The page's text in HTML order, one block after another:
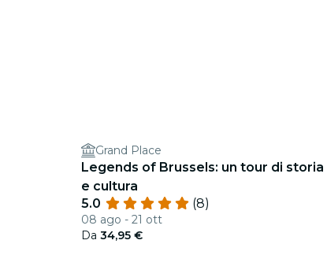
Grand Place
Legends of Brussels: un tour di storia
e cultura
5.0
(8)
08 ago - 21 ott
Da 34,95 €